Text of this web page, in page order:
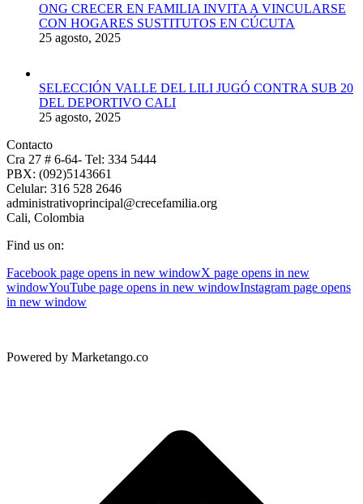
ONG CRECER EN FAMILIA INVITA A VINCULARSE
CON HOGARES SUSTITUTOS EN CÚCUTA
25 agosto, 2025
SELECCIÓN VALLE DEL LILI JUGÓ CONTRA SUB 20
DEL DEPORTIVO CALI
25 agosto, 2025
Contacto
Cra 27 # 6-64- Tel: 334 5444
PBX: (092)5143661
Celular: 316 528 2646
administrativoprincipal@crecefamilia.org
Cali, Colombia
Find us on:
Facebook page opens in new windowX page opens in new
windowYouTube page opens in new windowInstagram page opens
in new window
Powered by Marketango.co